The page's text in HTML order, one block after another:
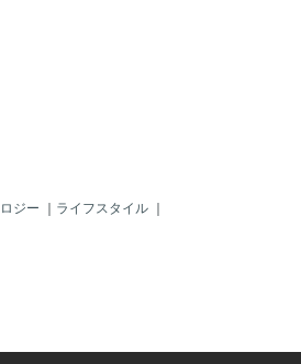
ジー ｜ ライフスタイル ｜